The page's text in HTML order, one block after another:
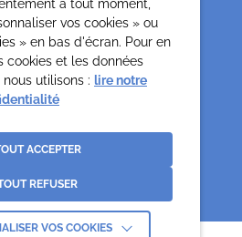
53 20 68 58
Légales
des cookies
et protection des données
du 19.05.65 Reconnues d’Utilité Publique par
paru au J.O. du 12.07.70
à tout moment,
vos cookies » ou
» en bas d'écran. Pour en
cookies et les données
utilisons : lire notre
ACCEPTER
REFUSER
VOS COOKIES